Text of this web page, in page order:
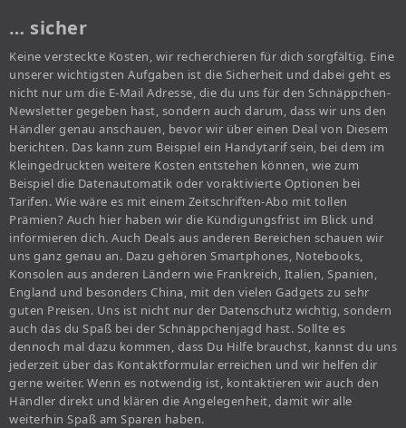
… sicher
Keine versteckte Kosten, wir recherchieren für dich sorgfältig. Eine
unserer wichtigsten Aufgaben ist die Sicherheit und dabei geht es
nicht nur um die E-Mail Adresse, die du uns für den Schnäppchen-
Newsletter gegeben hast, sondern auch darum, dass wir uns den
Händler genau anschauen, bevor wir über einen Deal von Diesem
berichten. Das kann zum Beispiel ein Handytarif sein, bei dem im
Kleingedruckten weitere Kosten entstehen können, wie zum
Beispiel die Datenautomatik oder voraktivierte Optionen bei
Tarifen. Wie wäre es mit einem Zeitschriften-Abo mit tollen
Prämien? Auch hier haben wir die Kündigungsfrist im Blick und
informieren dich. Auch Deals aus anderen Bereichen schauen wir
uns ganz genau an. Dazu gehören Smartphones, Notebooks,
Konsolen aus anderen Ländern wie Frankreich, Italien, Spanien,
England und besonders China, mit den vielen Gadgets zu sehr
guten Preisen. Uns ist nicht nur der Datenschutz wichtig, sondern
auch das du Spaß bei der Schnäppchenjagd hast. Sollte es
dennoch mal dazu kommen, dass Du Hilfe brauchst, kannst du uns
jederzeit über das Kontaktformular erreichen und wir helfen dir
gerne weiter. Wenn es notwendig ist, kontaktieren wir auch den
Händler direkt und klären die Angelegenheit, damit wir alle
weiterhin Spaß am Sparen haben.